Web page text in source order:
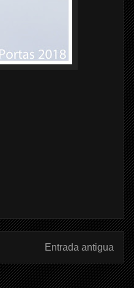
Entrada antigua